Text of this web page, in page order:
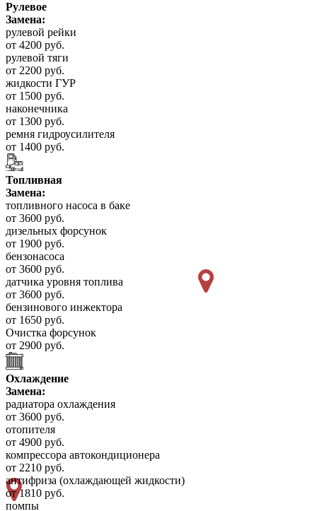
Рулевое
Замена:
рулевой рейки
от 4200 руб.
рулевой тяги
от 2200 руб.
жидкости ГУР
от 1500 руб.
наконечника
от 1300 руб.
ремня гидроусилителя
от 1400 руб.
Топливная
Замена:
топливного насоса в баке
от 3600 руб.
дизельных форсунок
от 1900 руб.
бензонасоса
от 3600 руб.
датчика уровня топлива
от 3600 руб.
бензинового инжектора
от 1650 руб.
Очистка форсунок
от 2900 руб.
Охлаждение
Замена:
радиатора охлаждения
от 3600 руб.
отопителя
от 4900 руб.
компрессора автокондиционера
от 2210 руб.
антифриза (охлаждающей жидкости)
от 1810 руб.
помпы